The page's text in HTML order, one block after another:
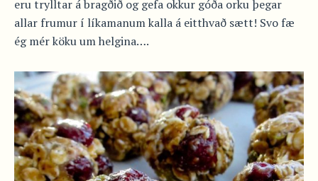
eru trylltar á bragðið og gefa okkur góða orku þegar
allar frumur í líkamanum kalla á eitthvað sætt! Svo fæ
ég mér köku um helgina….